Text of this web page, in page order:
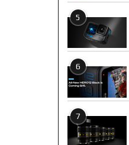
5
6
7